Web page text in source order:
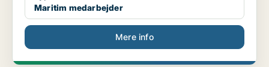
Maritim medarbejder
Mere info